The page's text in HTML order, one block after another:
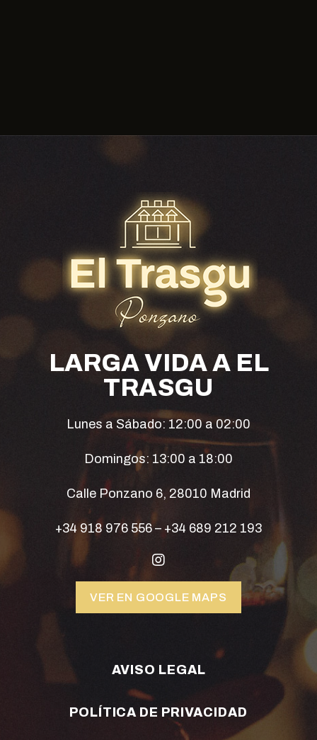
LARGA VIDA A EL
TRASGU
Lunes a Sábado: 12:00 a 02:00
Domingos: 13:00 a 18:00
Calle Ponzano 6, 28010 Madrid
+34 918 976 556– +34 689 212 193
VER EN GOOGLE MAPS
AVISO LEGAL
POLÍTICA DE PRIVACIDAD